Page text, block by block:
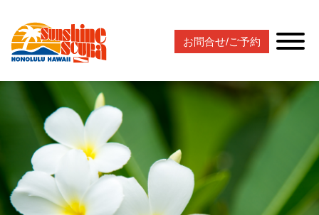
お問合せ/ご予約